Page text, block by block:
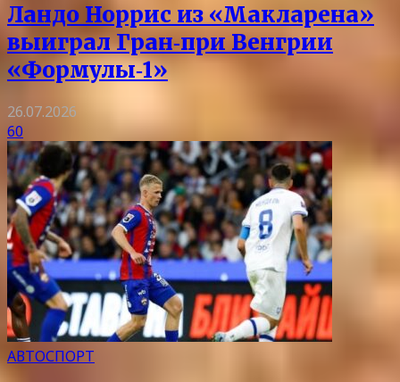
Ландо Норрис из «Макларена»
выиграл Гран‑при Венгрии
«Формулы‑1»
26.07.2026
60
АВТОСПОРТ